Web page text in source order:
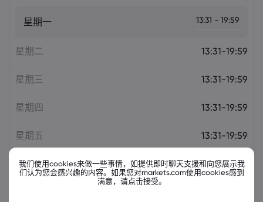
星期一 13:31 - 19:59
星期二 13:31-19:59
星期三 13:31-19:59
星期四 13:31-19:59
星期五 13:31-19:59
我们使用cookies来做一些事情，如提供即时聊天支援和向您展示我
们认为您会感兴趣的内容。如果您对markets.com使用cookies感到
满意，请点击接受。